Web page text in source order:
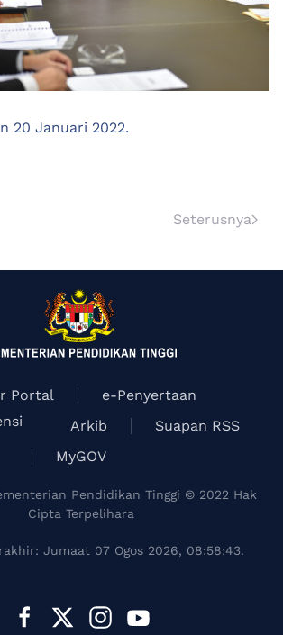
20 Januari 2022.
Seterusnya
Portal
e-Penyertaan
Arkib
Suapan RSS
MyGOV
Pendidikan Tinggi © 2022 Hak
Cipta Terpelihara
Jumaat 07 Ogos 2026, 08:58:43.